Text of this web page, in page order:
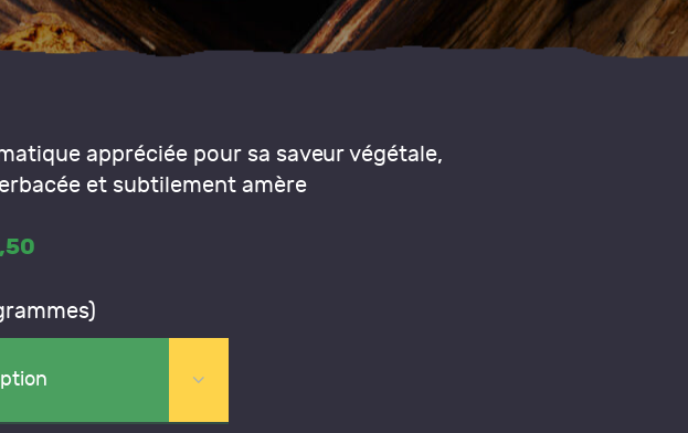
appréciée pour sa saveur végétale,
et subtilement amère
,50
€3,
5
0